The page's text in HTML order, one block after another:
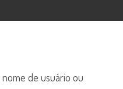
de usuário ou